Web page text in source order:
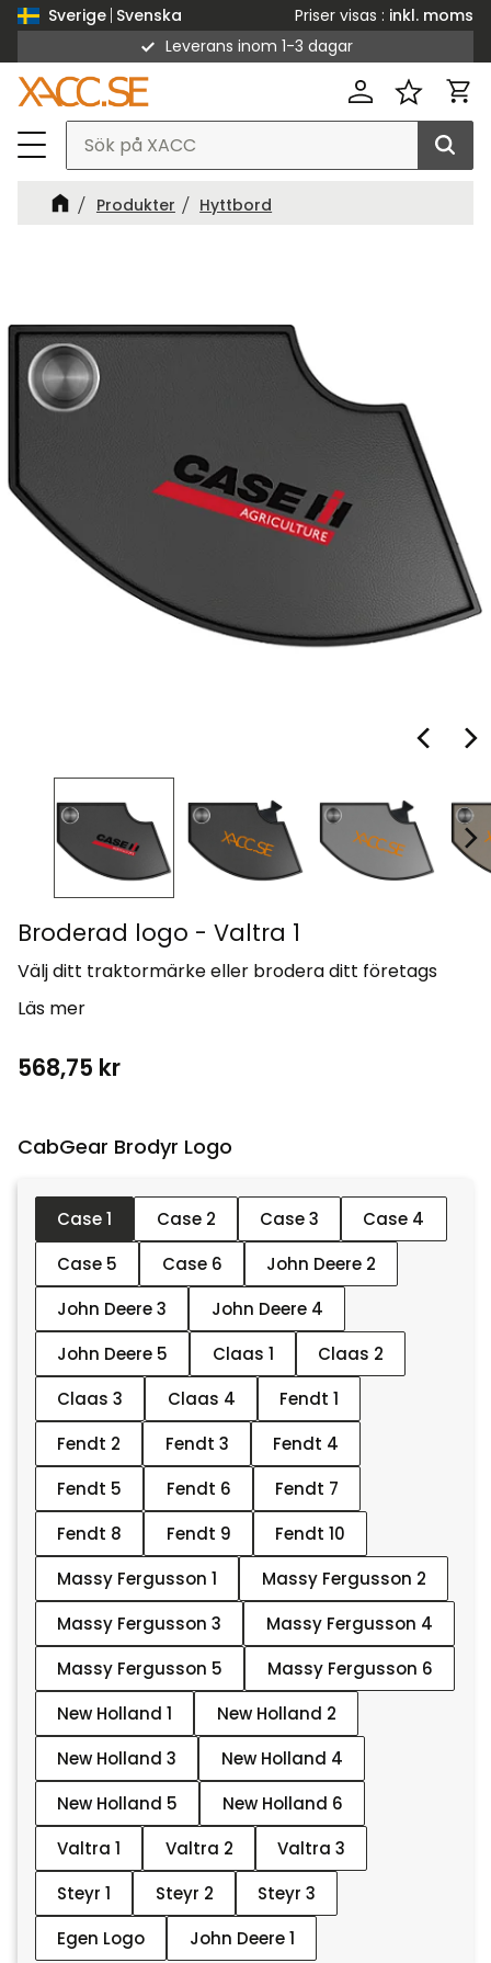
Sverige Svenska Priser visas
inkl. moms
Leverans inom 1-3 dagar
Produkter Hyttbord
Broderad logo - Valtra 1
Välj ditt traktormärke eller brodera ditt företags
Läs mer
568,75 kr
CabGear Brodyr Logo :
Case 1 Case 2 Case 3
Case 4
Case 5
Case 6
John Deere 2
John Deere 3
John Deere 4
John Deere 5
Claas 1
Claas 2
Claas 3
Claas 4
Fendt 1
Fendt 2
Fendt 3
Fendt 4
Fendt 5
Fendt 6
Fendt 7
Fendt 8
Fendt 9
Fendt 10
Massy Fergusson 1
Massy Fergusson 2
Massy Fergusson 3
Massy Fergusson 4
Massy Fergusson 5
Massy Fergusson 6
New Holland 1
New Holland 2
New Holland 3
New Holland 4
New Holland 5
New Holland 6
Valtra 1
Valtra 2
Valtra 3
Steyr 1
Steyr 2
Steyr 3
Egen Logo
John Deere 1